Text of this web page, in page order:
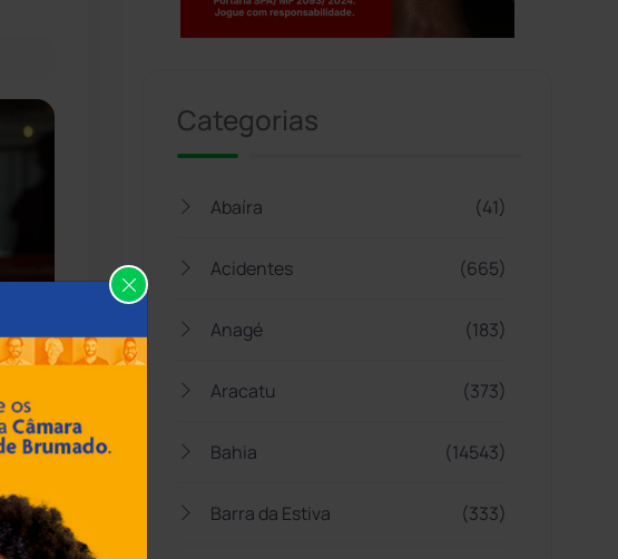
Categorias
Abaíra (41)
Acidentes (665)
Anagé (183)
Aracatu (373)
Bahia (14543)
Barra da Estiva (333)